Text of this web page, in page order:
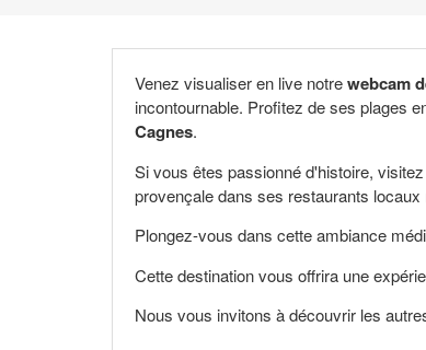
Venez visualiser en live notrewebcam
incontournable. Profitez de ses plages
Cagnes.
Si vous êtes passionné d'histoire,
provençale dans ses restaurants
Plongez-vous dans cette ambiance
Cette destination vous offrira une
Nous vous invitons à découvrir les